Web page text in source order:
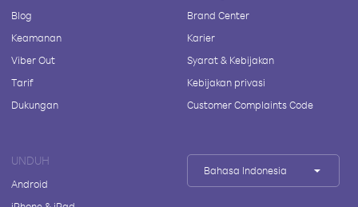
Blog
Keamanan
Viber Out
Tarif
Dukungan
Brand Center
Karier
Syarat & Kebijakan
Kebijakan privasi
Customer Complaints Code
UNDUH
Android
Bahasa Indonesia